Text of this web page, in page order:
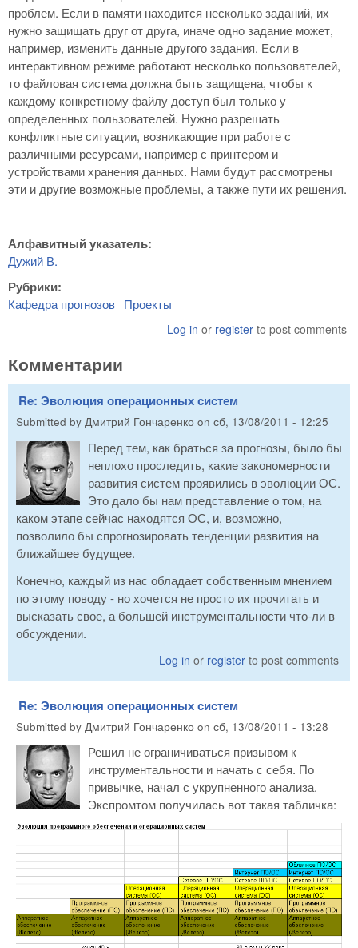
проблем. Если в памяти находится несколько заданий, их
нужно защищать друг от друга, иначе одно задание может,
например, изменить данные другого задания. Если в
интерактивном режиме работают несколько пользователей,
то файловая система должна быть защищена, чтобы к
каждому конкретному файлу доступ был только у
определенных пользователей. Нужно разрешать
конфликтные ситуации, возникающие при работе с
различными ресурсами, например с принтером и
устройствами хранения данных. Нами будут рассмотрены
эти и другие возможные проблемы, а также пути их решения.
Алфавитный указатель:
Дужий В.
Рубрики:
Кафедра прогнозов Проекты
Log in or register to post comments
Комментарии
Re: Эволюция операционных систем
Submitted by Дмитрий Гончаренко on сб, 13/08/2011 - 12:25
Перед тем, как браться за прогнозы, было бы
неплохо проследить, какие закономерности
развития систем проявились в эволюции ОС.
Это дало бы нам представление о том, на
каком этапе сейчас находятся ОС, и, возможно,
позволило бы спрогнозировать тенденции развития на
ближайшее будущее.
Конечно, каждый из нас обладает собственным мнением
по этому поводу - но хочется не просто их прочитать и
высказать свое, а большей инструментальности что-ли в
обсуждении.
Log in or register to post comments
Re: Эволюция операционных систем
Submitted by Дмитрий Гончаренко on сб, 13/08/2011 - 13:28
Решил не ограничиваться призывом к
инструментальности и начать с себя. По
привычке, начал с укрупненного анализа.
Экспромтом получилась вот такая табличка: